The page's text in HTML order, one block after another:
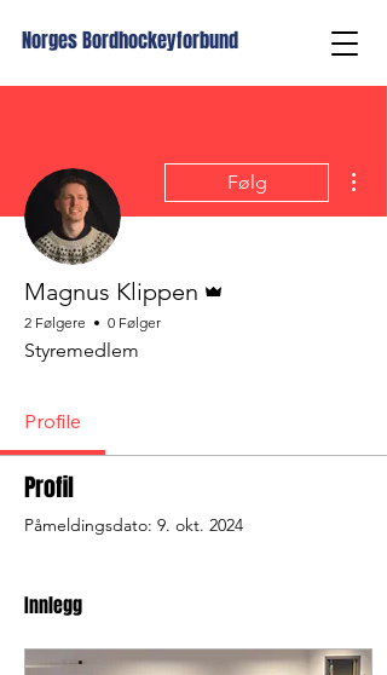
Norges Bordhockeyforbund
Følg
Magnus Klippen
2 Følgere 0 Følger
Styremedlem
Profile
Profil
Påmeldingsdato: 9. okt. 2024
Innlegg